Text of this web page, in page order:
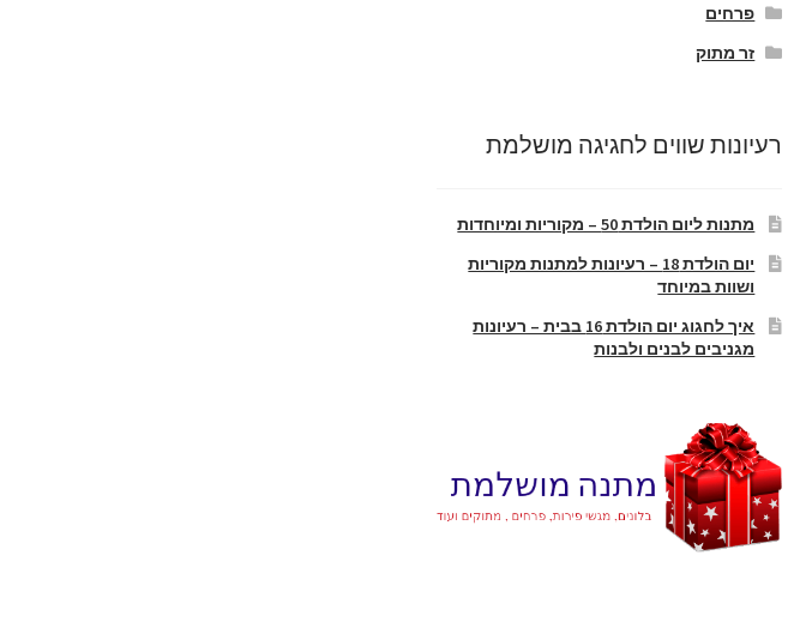
פרחים
זר מתוק
רעיונות שווים לחגיגה מושלמת
מתנות ליום הולדת 50 – מקוריות ומיוחדות
יום הולדת 18 – רעיונות למתנות מקוריות
ושוות במיוחד
איך לחגוג יום הולדת 16 בבית – רעיונות
מגניבים לבנים ולבנות